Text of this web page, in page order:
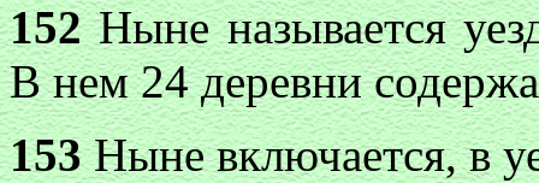
152Ныне называется
В нем 24 деревни
153Ныне включается, в